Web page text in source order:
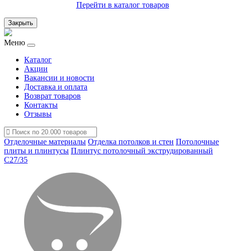
Перейти в каталог товаров
Закрыть
Меню
Каталог
Акции
Вакансии и новости
Доставка и оплата
Возврат товаров
Контакты
Отзывы
Отделочные материалы Отделка потолков и стен Потолочные
плиты и плинтусы Плинтус потолочный экструдированный
С27/35